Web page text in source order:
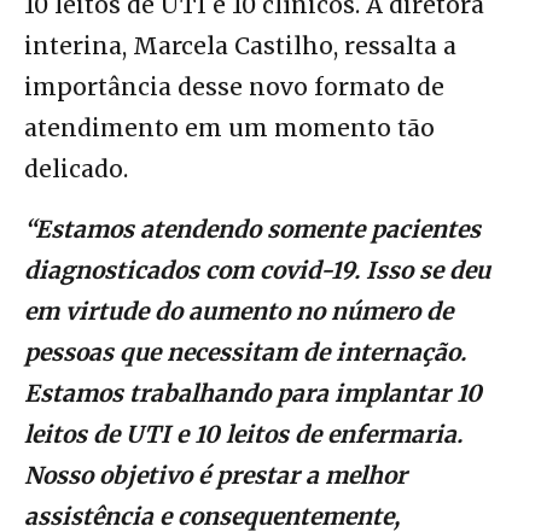
interina, Marcela Castilho, ressalta a
importância desse novo formato de
atendimento em um momento tão
delicado.
“Estamos atendendo somente pacientes
diagnosticados com covid-19. Isso se deu
em virtude do aumento no número de
pessoas que necessitam de internação.
Estamos trabalhando para implantar 10
leitos de UTI e 10 leitos de enfermaria.
Nosso objetivo é prestar a melhor
assistência e consequentemente,